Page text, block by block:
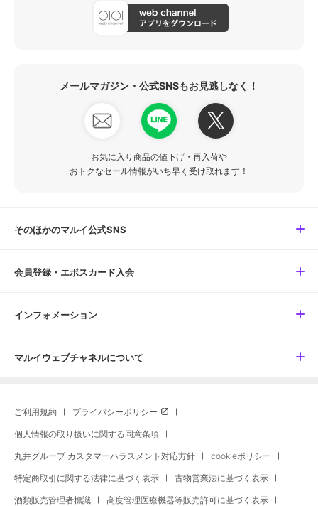
メールマガジン・公式SNSもお見逃しなく！
お気に入り商品の値下げ・再入荷や
おトクなセール情報がいち早く受け取れます！
そのほかのマルイ公式SNS
会員登録・エポスカード入会
インフォメーション
マルイウェブチャネルについて
ご利用規約 プライバシーポリシー
個人情報の取り扱いに関する同意条項
丸井グループ カスタマーハラスメント対応方針 cookieポリシー
特定商取引に関する法律に基づく表示 古物営業法に基づく表示
酒類販売管理者標識 高度管理医療機器等販売許可に基づく表示